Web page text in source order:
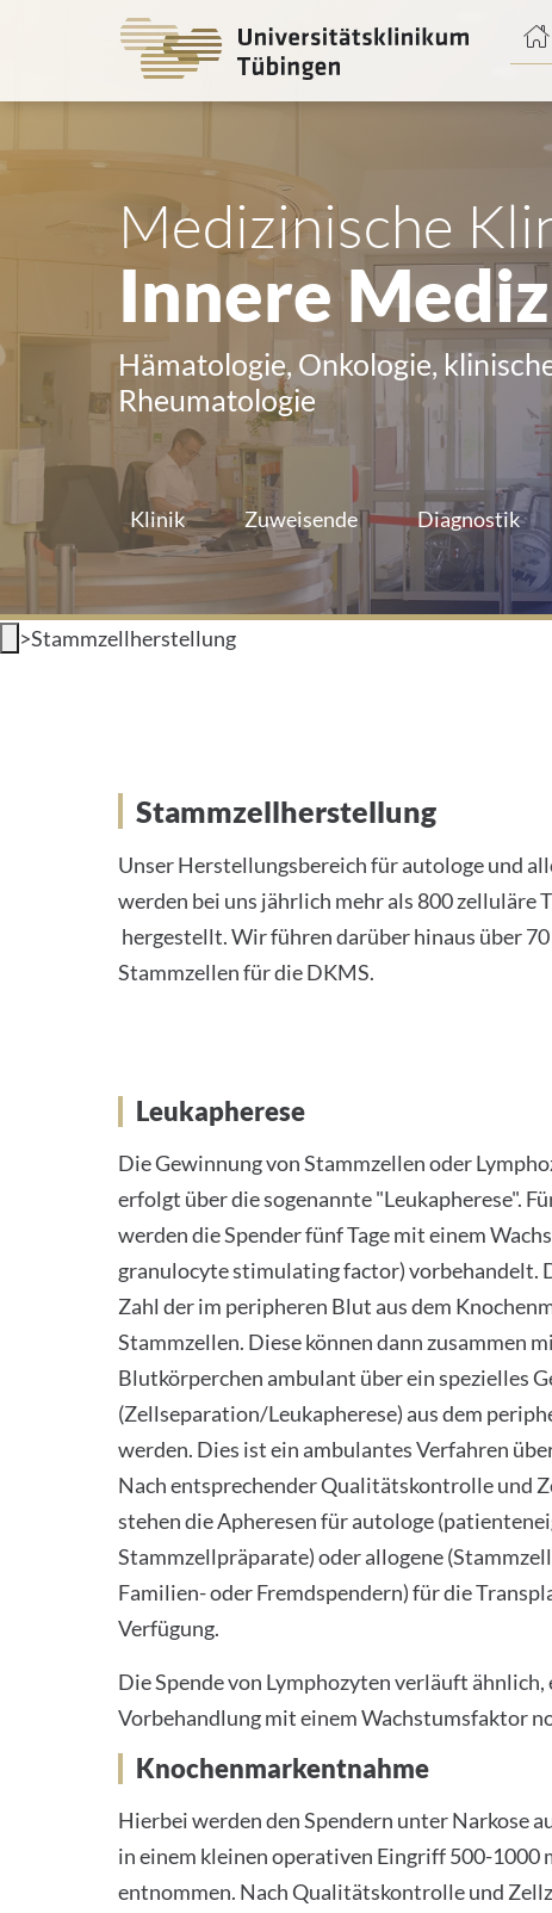
Medizinische
Innere
Hämatologie, Onkologie,
Rheumatologie
Klinik Zuweisende Diagnostik
>Stammzellherstellung
Labor für Zellherstellung
Stammzellherstellung
Unser Herstellungsbereich für autologe und
werden bei uns jährlich mehr als 800
hergestellt. Wir führen darüber hinaus über
Stammzellen für die DKMS.
Leukapherese
Die Gewinnung von Stammzellen oder
erfolgt über die sogenannte "Leukapherese".
werden die Spender fünf Tage mit einem
granulocyte stimulating factor) vorbehandelt.
Zahl der im peripheren Blut aus dem
Stammzellen. Diese können dann zusammen
Blutkörperchen ambulant über ein spezielles
(Zellseparation/Leukapherese) aus dem
werden. Dies ist ein ambulantes Verfahren
Nach entsprechender Qualitätskontrolle und
stehen die Apheresen für autologe
Stammzellpräparate) oder allogene
Familien- oder Fremdspendern) für die
Verfügung.
Die Spende von Lymphozyten verläuft ähnlich,
Vorbehandlung mit einem Wachstumsfaktor
Knochenmarkentnahme
Hierbei werden den Spendern unter Narkose
in einem kleinen operativen Eingriff 500-1000
entnommen. Nach Qualitätskontrolle und